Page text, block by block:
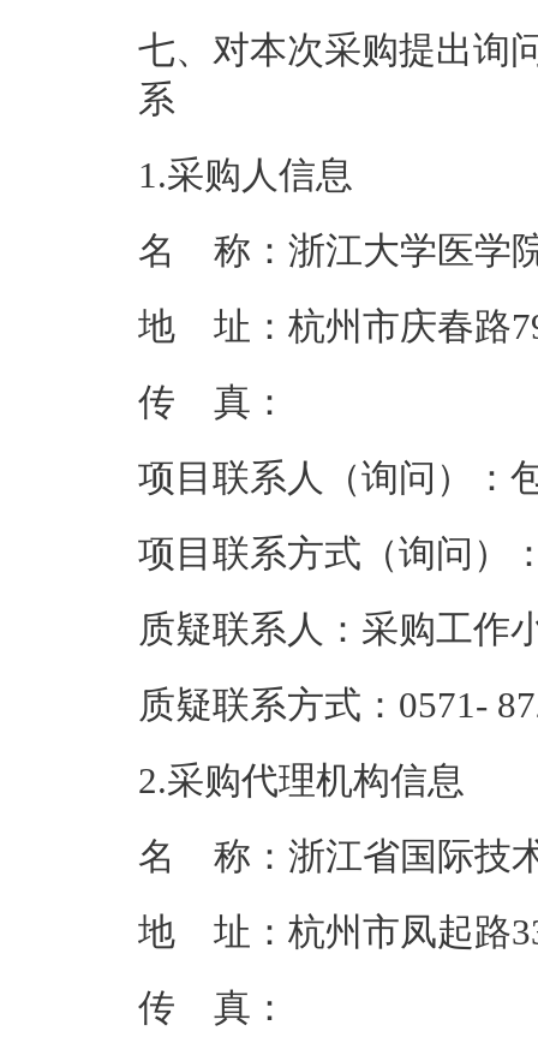
七、对本次采购提出询
系
1.采购人信息
名    称： 浙江大学医学
地    址： 杭州市庆春路
传    真：
项目联系人（询问）：
项目联系方式（询问）
质疑联系人： 采购工作
质疑联系方式： 0571-
2.采购代理机构信息
名    称： 浙江省国际技
地    址： 杭州市凤起路
传    真：